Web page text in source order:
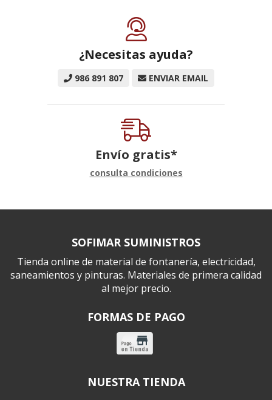
¿Necesitas ayuda?
986 891 807 ENVIAR EMAIL
Envío gratis*
consulta condiciones
SOFIMAR SUMINISTROS
Tienda online de material de fontanería, electricidad,
saneamientos y pinturas. Materiales de primera calidad
al mejor precio.
FORMAS DE PAGO
NUESTRA TIENDA